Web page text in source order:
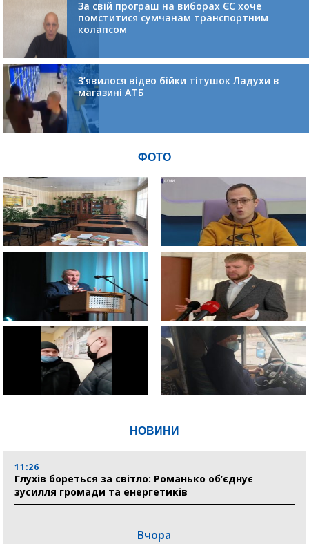
НОВИНИ
11:26
Глухів бореться за світло: Романько об’єднує
зусилля громади та енергетиків
Вчора
За свій програш на виборах ЄС хоче
помститися сумчанам транспортним
колапсом
З’явилося відео бійки тітушок Ладухи в
магазині АТБ
ФОТО